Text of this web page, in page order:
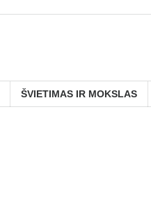
ŠVIETIMAS IR MOKSLAS